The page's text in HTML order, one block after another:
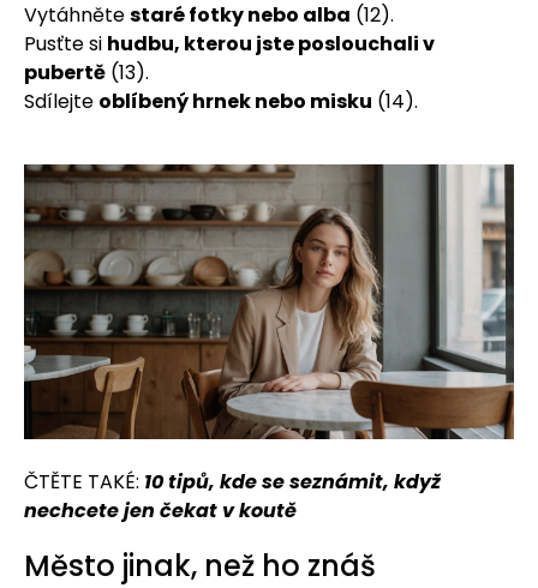
Vytáhnětestaré fotky nebo alba (12).
Pusťte si hudbu, kterou jste poslouchali v
pubertě (13).
Sdílejte oblíbený hrnek nebo misku (14).
ČTĚTE TAKÉ: 10 tipů, kde se seznámit, když
nechcete jen čekat v koutě
Město jinak, než ho znáš